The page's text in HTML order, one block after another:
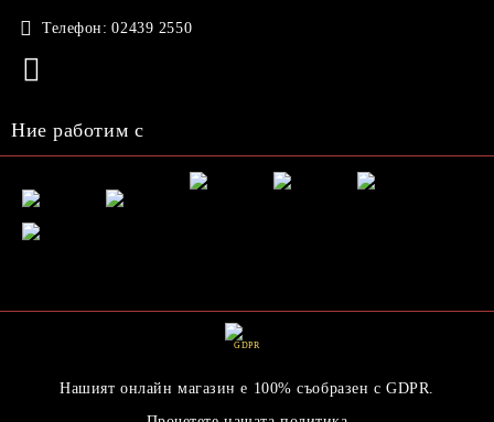
Телефон: 02439 2550
Ние работим с
GDPR
Нашият онлайн магазин е 100% съобразен с GDPR.